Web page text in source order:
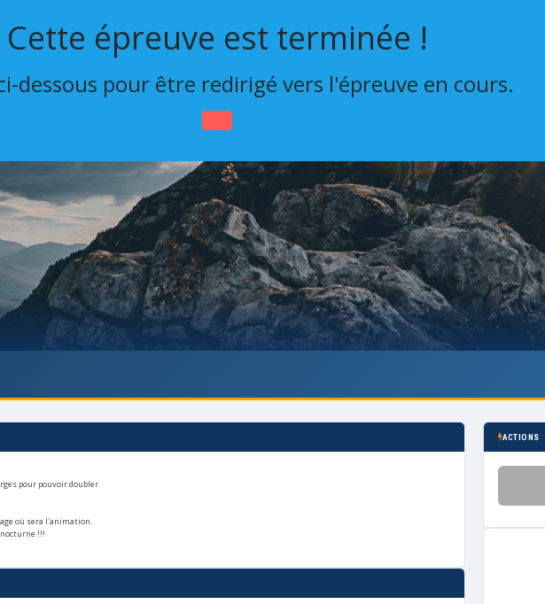
Cette épreuve est terminée !
dessous pour être redirigé vers l'épreuve en cours.
pour pouvoir doubler.
où sera l'animation.
!!!
ACTIONS